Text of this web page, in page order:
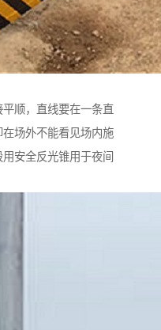
顺，直线要在一条直
场外不能看见场内施
安全反光锥用于夜间